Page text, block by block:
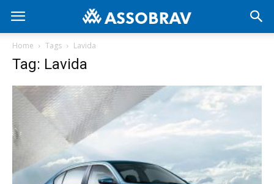
Home Tags Lavida
Tag: Lavida